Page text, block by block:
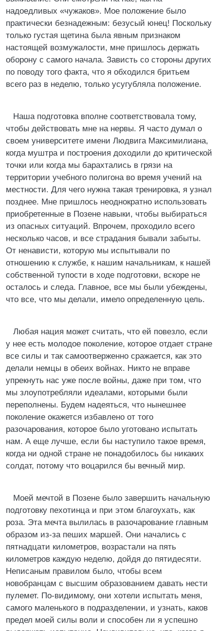
надоедливых «чужаков». Мое положение было
практически безнадежным: безусый юнец! Поскольку
только густая щетина была явным признаком
настоящей возмужалости, мне пришлось держать
оборону с самого начала. Зависть со стороны других
по поводу того факта, что я обходился бритьем
всего раз в неделю, только усугубляла положение.
Наша подготовка вполне соответствовала тому,
чтобы действовать мне на нервы. Я часто думал о
своем университете имени Людвига Максимилиана,
когда муштра и построения доходили до критической
точки или когда мы барахтались в грязи на
территории учебного полигона во время учений на
местности. Для чего нужна такая тренировка, я узнал
позднее. Мне пришлось неоднократно использовать
приобретенные в Позене навыки, чтобы выбираться
из опасных ситуаций. Впрочем, проходило всего
несколько часов, и все страдания бывали забыты.
От ненависти, которую мы испытывали по
отношению к службе, к нашим начальникам, к нашей
собственной тупости в ходе подготовки, вскоре не
осталось и следа. Главное, все мы были убеждены,
что все, что мы делали, имело определенную цель.
Любая нация может считать, что ей повезло, если
у нее есть молодое поколение, которое отдает стране
все силы и так самоотверженно сражается, как это
делали немцы в обеих войнах. Никто не вправе
упрекнуть нас уже после войны, даже при том, что
мы злоупотребляли идеалами, которыми были
переполнены. Будем надеяться, что нынешнее
поколение окажется избавлено от того
разочарования, которое было уготовано испытать
нам. А еще лучше, если бы наступило такое время,
когда ни одной стране не понадобилось бы никаких
солдат, потому что воцарился бы вечный мир.
Моей мечтой в Позене было завершить начальную
подготовку пехотинца и при этом благоухать, как
роза. Эта мечта вылилась в разочарование главным
образом из-за пеших маршей. Они начались с
пятнадцати километров, возрастали на пять
километров каждую неделю, дойдя до пятидесяти.
Неписаным правилом было, чтобы всем
новобранцам с высшим образованием давать нести
пулемет. По-видимому, они хотели испытать меня,
самого маленького в подразделении, и узнать, каков
предел моей силы воли и способен ли я успешно